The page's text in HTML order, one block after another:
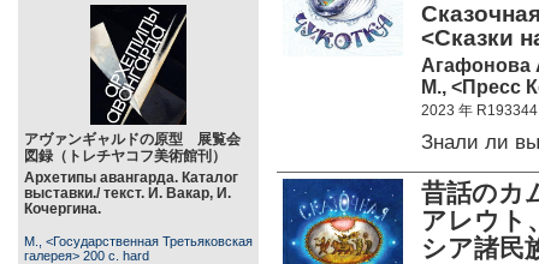
アヴァンギャルドの原型 展覧会
図録（トレチヤコフ美術館刊）
Архетипы авангарда. Каталог
выставки./ текст. И. Вакар, И.
Кочергина.
М., <Государственная Третьяковская
галерея> 200 c. hard
<Сказки
Агафонова
М., <Пресс
2023 年 R193344
Знали ли
昔話のカ
アレウト
シア諸民